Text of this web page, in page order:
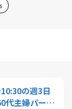
の週3日
代主婦パート